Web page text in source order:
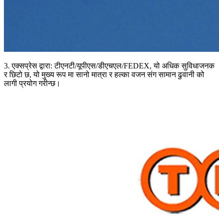
3. एक्सप्रेस द्वारा: टीएनटी/यूपीएस/डीएचएल/FEDEX, यो अधिक सुविधाजनक
र छिटो छ, यो मुख्य रूप मा सानो मात्रा र हल्का वजन संग सामान ढुवानी को
लागी प्रयोग गरीन्छ।